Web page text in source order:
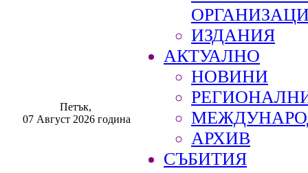
Петък,
07 Август 2026 година
ИЗДАНИЯ
АКТУАЛНО
НОВИНИ
АРХИВ
СЪБИТИЯ